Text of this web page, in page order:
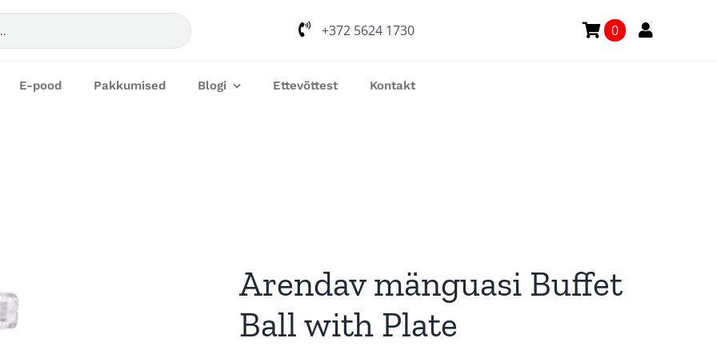
+372 5624 1730 0
E-pood Pakkumised Blogi Ettevõttest Kontakt
Arendav mänguasi Buffet
Ball with Plate